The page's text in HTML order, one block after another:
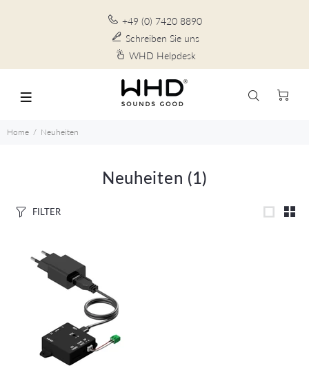
+49 (0) 7420 8890
Schreiben Sie uns
WHD Helpdesk
Home Neuheiten
Neuheiten (1)
FILTER